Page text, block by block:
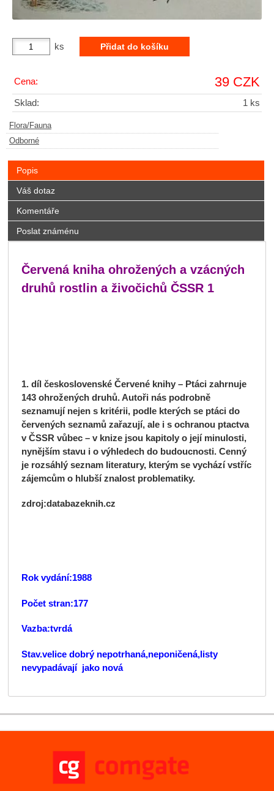
ks
Cena: 39 CZK
Sklad: 1 ks
Flora/Fauna
Odborné
Popis
Váš dotaz
Komentáře
Poslat známénu
Červená kniha ohrožených a vzácných
druhů rostlin a živočichů ČSSR 1
1. díl československé Červené knihy – Ptáci zahrnuje
143 ohrožených druhů. Autoři nás podrobně
seznamují nejen s kritérii, podle kterých se ptáci do
červených seznamů zařazují, ale i s ochranou ptactva
v ČSSR vůbec – v knize jsou kapitoly o její minulosti,
nynějším stavu i o výhledech do budoucnosti. Cenný
je rozsáhlý seznam literatury, kterým se vychází vstříc
zájemcům o hlubší znalost problematiky.
zdroj:databazeknih.cz
Rok vydání:1988
Počet stran:177
Vazba:tvrdá
Stav.velice dobrý nepotrhaná,neponičená,listy
nevypadávají jako nová